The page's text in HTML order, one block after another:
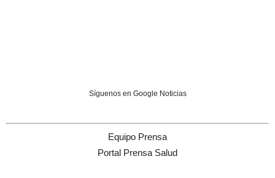
Síguenos en Google Noticias
Equipo Prensa
Portal Prensa Salud